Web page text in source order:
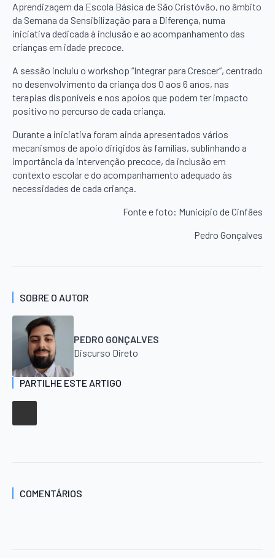
Aprendizagem da Escola Básica de São Cristóvão, no âmbito
da Semana da Sensibilização para a Diferença, numa
iniciativa dedicada à inclusão e ao acompanhamento das
crianças em idade precoce.
A sessão incluiu o workshop “Integrar para Crescer”, centrado
no desenvolvimento da criança dos 0 aos 6 anos, nas
terapias disponíveis e nos apoios que podem ter impacto
positivo no percurso de cada criança.
Durante a iniciativa foram ainda apresentados vários
mecanismos de apoio dirigidos às famílias, sublinhando a
importância da intervenção precoce, da inclusão em
contexto escolar e do acompanhamento adequado às
necessidades de cada criança.
Fonte e foto: Município de Cinfães
Pedro Gonçalves
SOBRE O AUTOR
PEDRO GONÇALVES
Discurso Direto
PARTILHE ESTE ARTIGO
COMENTÁRIOS